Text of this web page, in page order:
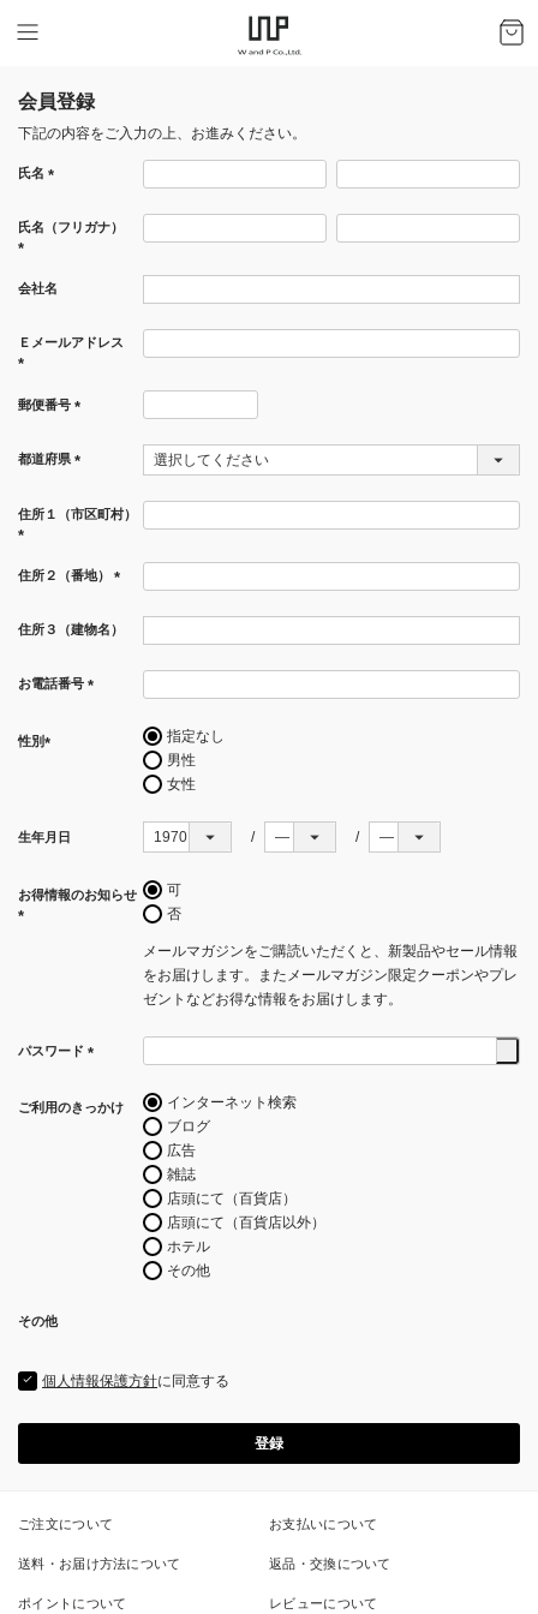
会員登録
下記の内容をご入力の上、お進みください。
氏名
氏名（フリガナ）
須)
会社名
Ｅメールアドレス
須)
郵便番号
都道府県
住所１（市区町村）
須)
住所２（番地）
住所３（建物名）
お電話番号
性別
指定なし
男性
女性
生年月日
お得情報のお知らせ
可
否
メールマガジンをご購読いただくと、新製品やセール情報
をお届けします。またメールマガジン限定クーポンやプレ
ゼントなどお得な情報をお届けします。
パスワード
ご利用のきっかけ
インターネット検索
ブログ
広告
雑誌
店頭にて（百貨店）
店頭にて（百貨店以外）
ホテル
その他
その他
個人情報保護方針に同意する
登録
ご注文について お支払いについて
送料・お届け方法について 返品・交換について
ポイントについて レビューについて